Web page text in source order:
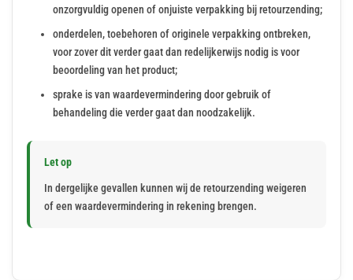
onzorgvuldig openen of onjuiste verpakking bij retourzending;
onderdelen, toebehoren of originele verpakking ontbreken,
voor zover dit verder gaat dan redelijkerwijs nodig is voor
beoordeling van het product;
sprake is van waardevermindering door gebruik of
behandeling die verder gaat dan noodzakelijk.
Let op
In dergelijke gevallen kunnen wij de retourzending weigeren
of een waardevermindering in rekening brengen.